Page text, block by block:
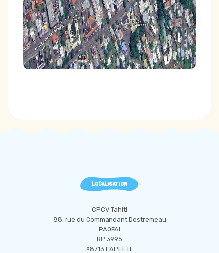
LOCALISATION
CPCV Tahiti
88, rue du Commandant Destremeau
PAOFAI
BP 3995
98713 PAPEETE